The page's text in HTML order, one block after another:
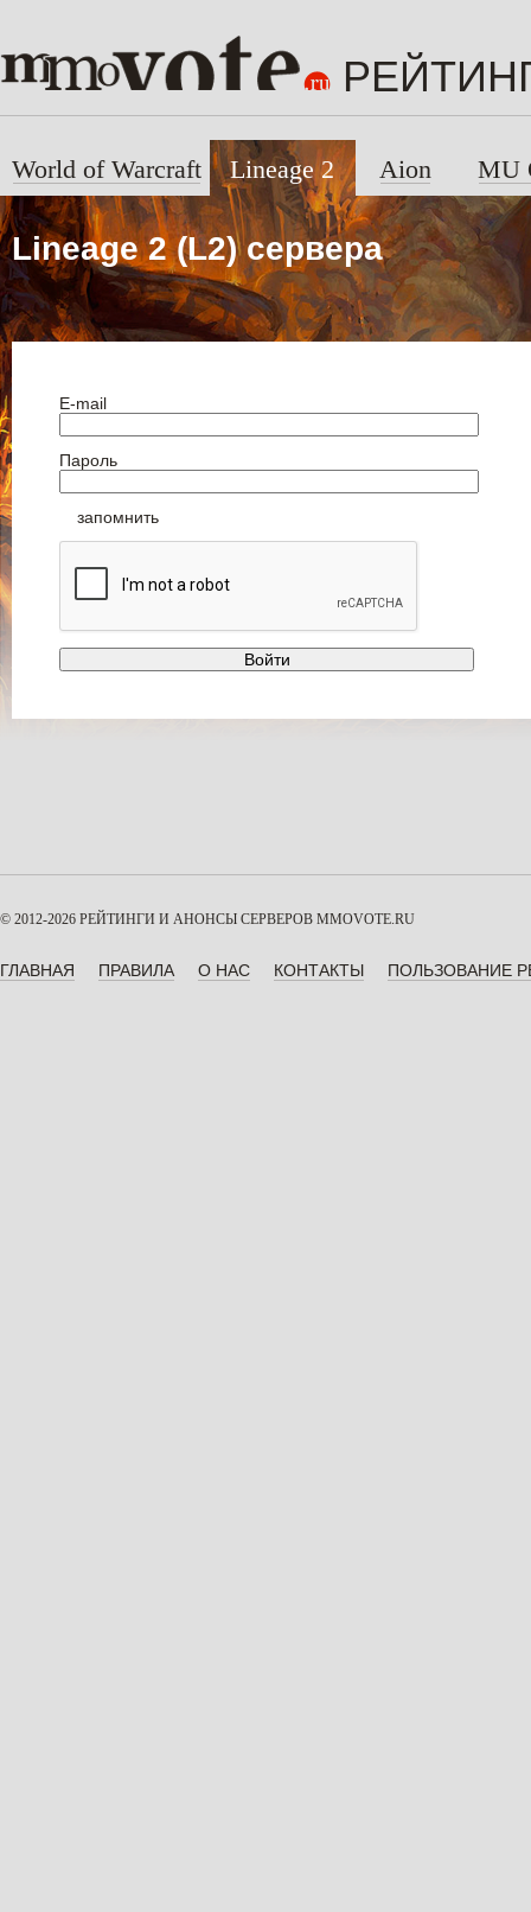
Lineage 2 (L2) сервера
World of Warcraft Lineage 2 Aion MU
E-mail
Пароль
запомнить
© 2012-2026 РЕЙТИНГИ И АНОНСЫ СЕРВЕРОВ MMOVOTE.RU
ГЛАВНАЯ ПРАВИЛА О НАС КОНТАКТЫ ПОЛЬЗОВАНИЕ